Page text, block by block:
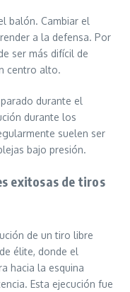
balón. Cambiar el
a la defensa. Por
ser más difícil de
centro alto.
durante el
durante los
suelen ser
bajo presión.
exitosas de tiros
de un tiro libre
élite, donde el
hacia la esquina
Esta ejecución fue